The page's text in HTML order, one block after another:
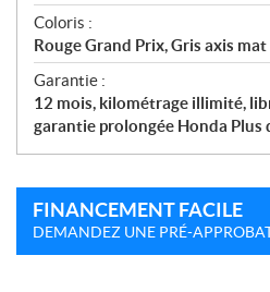
Coloris :
Rouge Grand Prix, Gris axis
Garantie :
12 mois, kilométrage illimité,
garantie prolongée Honda Plus
FINANCEMENT FACILE
DEMANDEZ UNE PRÉ-